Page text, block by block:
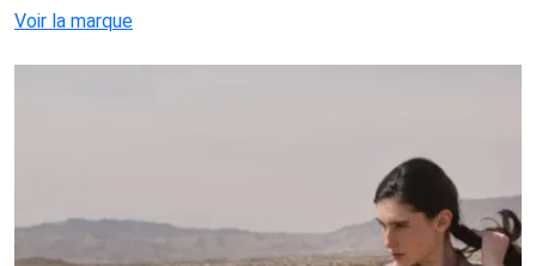
Voir la marque